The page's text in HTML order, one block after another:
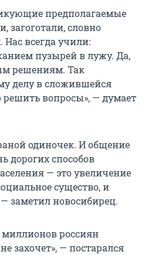
предполагаемые
загоготали, словно
всегда учили:
пузырей в лужу. Да,
решениям. Так
делу в сложившейся
вопросы», — думает
одиночек. И общение
дорогих способов
— это увеличение
существо, и
заметил новосибирец.
миллионов россиян
захочет», — постарался